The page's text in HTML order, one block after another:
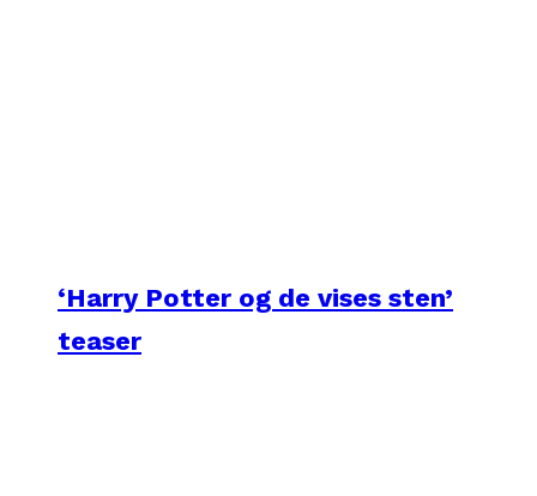
‘Harry Potter og de vises sten’
teaser